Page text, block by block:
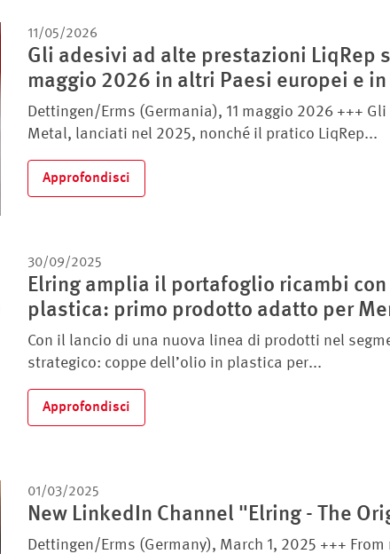
11/05/2026
Gli adesivi ad alte prestazioni LiqRep
maggio 2026 in altri Paesi europei e
Dettingen/Erms (Germania), 11 maggio 2026 +++
Metal, lanciati nel 2025, nonché il pratico LiqRep...
Approfondisci
30/09/2025
Elring amplia il portafoglio ricambi
plastica: primo prodotto adatto per
Con il lancio di una nuova linea di prodotti nel
strategico: coppe dell’olio in plastica per...
Approfondisci
01/03/2025
New LinkedIn Channel "Elring - The
Dettingen/Erms (Germany), March 1, 2025 +++